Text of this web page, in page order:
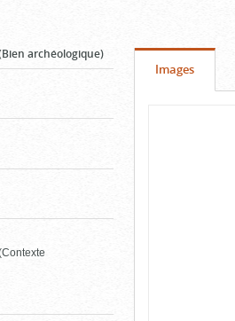
archéologique)
Onglet
Images(cliquer
pour